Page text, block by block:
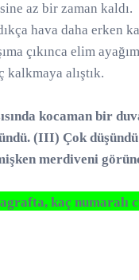
az bir zaman kaldı.
hava daha erken
çıkınca elim
kalkmaya alıştık.
kocaman bir
(III) Çok
merdiveni
kaç numaralı